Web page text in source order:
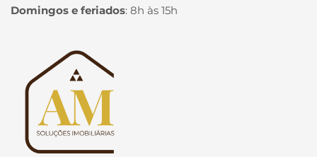
Domingos e feriados: 8h às 15h
Página inicial